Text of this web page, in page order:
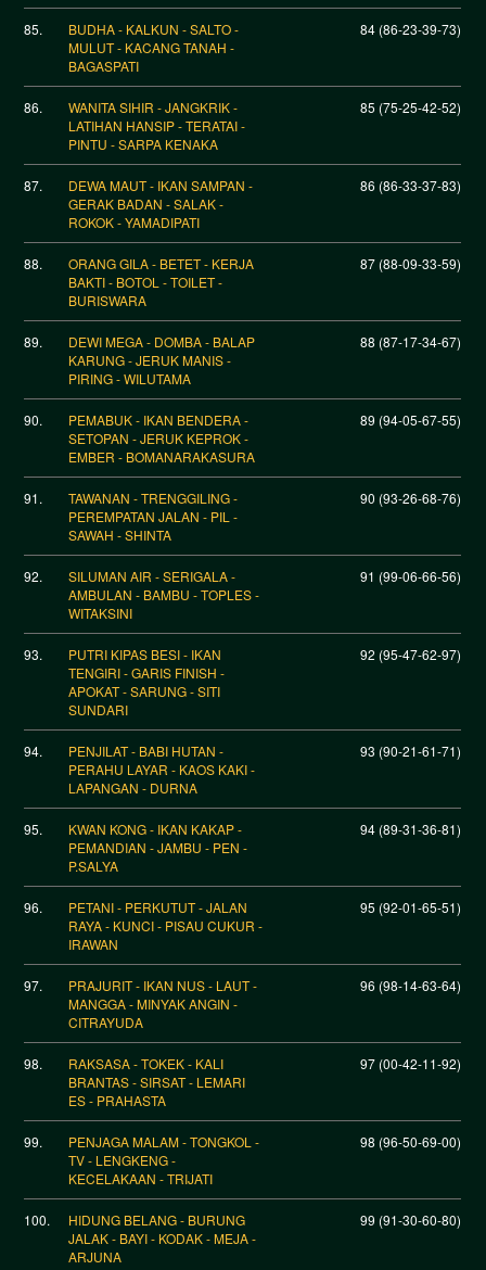
85.
BUDHA - KALKUN - SALTO -
MULUT - KACANG TANAH -
BAGASPATI
84 (86-23-39-73)
86.
WANITA SIHIR - JANGKRIK -
LATIHAN HANSIP - TERATAI -
PINTU - SARPA KENAKA
85 (75-25-42-52)
87.
DEWA MAUT - IKAN SAMPAN -
GERAK BADAN - SALAK -
ROKOK - YAMADIPATI
86 (86-33-37-83)
88.
ORANG GILA - BETET - KERJA
BAKTI - BOTOL - TOILET -
BURISWARA
87 (88-09-33-59)
89.
DEWI MEGA - DOMBA - BALAP
KARUNG - JERUK MANIS -
PIRING - WILUTAMA
88 (87-17-34-67)
90.
PEMABUK - IKAN BENDERA -
SETOPAN - JERUK KEPROK -
EMBER - BOMANARAKASURA
89 (94-05-67-55)
91.
TAWANAN - TRENGGILING -
PEREMPATAN JALAN - PIL -
SAWAH - SHINTA
90 (93-26-68-76)
92.
SILUMAN AIR - SERIGALA -
AMBULAN - BAMBU - TOPLES -
WITAKSINI
91 (99-06-66-56)
93.
PUTRI KIPAS BESI - IKAN
TENGIRI - GARIS FINISH -
APOKAT - SARUNG - SITI
SUNDARI
92 (95-47-62-97)
94.
PENJILAT - BABI HUTAN -
PERAHU LAYAR - KAOS KAKI -
LAPANGAN - DURNA
93 (90-21-61-71)
95.
KWAN KONG - IKAN KAKAP -
PEMANDIAN - JAMBU - PEN -
P.SALYA
94 (89-31-36-81)
96.
PETANI - PERKUTUT - JALAN
RAYA - KUNCI - PISAU CUKUR -
IRAWAN
95 (92-01-65-51)
97.
PRAJURIT - IKAN NUS - LAUT -
MANGGA - MINYAK ANGIN -
CITRAYUDA
96 (98-14-63-64)
98.
RAKSASA - TOKEK - KALI
BRANTAS - SIRSAT - LEMARI
ES - PRAHASTA
97 (00-42-11-92)
99.
PENJAGA MALAM - TONGKOL -
TV - LENGKENG -
KECELAKAAN - TRIJATI
98 (96-50-69-00)
100.
HIDUNG BELANG - BURUNG
JALAK - BAYI - KODAK - MEJA -
ARJUNA
99 (91-30-60-80)